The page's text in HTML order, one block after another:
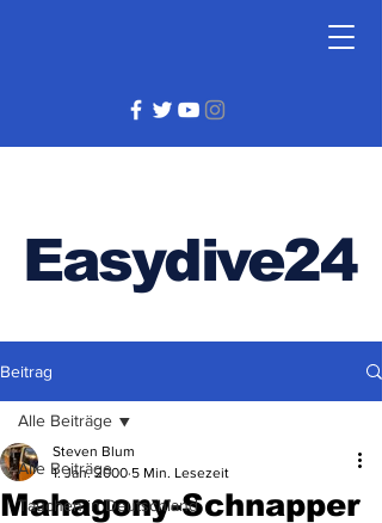
Easydive24
Beitrag
Alle Beiträge
Tauchen in Deutschland
Alle Beiträge
Mahagony-Schnapper
Steven Blum
1. Jan. 2000 5 Min. Lesezeit